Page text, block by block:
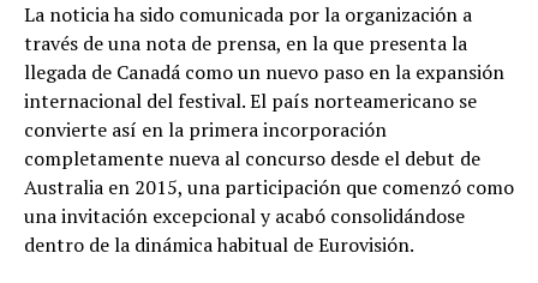
La noticia ha sido comunicada por la organización a
través de una nota de prensa, en la que presenta la
llegada de Canadá como un nuevo paso en la expansión
internacional del festival. El país norteamericano se
convierte así en la primera incorporación
completamente nueva al concurso desde el debut de
Australia en 2015, una participación que comenzó como
una invitación excepcional y acabó consolidándose
dentro de la dinámica habitual de Eurovisión.